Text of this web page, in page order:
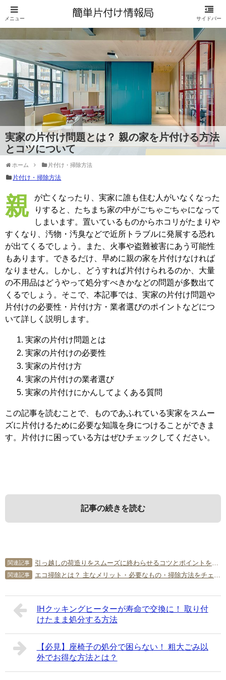
実家の片付け問題とは？ 親の家を片付ける方法
とコツについて
ホーム 片付け・掃除方法
片付け・掃除方法
親が亡くなったり、実家に誰も住む人がいなくなった
りすると、たちまち家の中がごちゃごちゃになって
しまいます。置いているものからホコリがたまりや
すくなり、汚物・汚臭などで近所トラブルに発展する恐れ
が出てくるでしょう。また、火事や盗難被害にあう可能性
もあります。できるだけ、早めに親の家を片付けなければ
なりません。しかし、どうすれば片付けられるのか、大量
の不用品はどうやって処分すべきかなどの問題が多数出て
くるでしょう。そこで、本記事では、実家の片付け問題や
片付けの必要性・片付け方・業者選びのポイントなどにつ
いて詳しく説明します。
実家の片付け問題とは
実家の片付けの必要性
実家の片付け方
実家の片付けの業者選び
実家の片付けにかんしてよくある質問
この記事を読むことで、ものであふれている実家をスムー
ズに片付けるために必要な知識を身につけることができま
す。片付けに困っている方はぜひチェックしてください。
記事の続きを読む
1．実家の片付け問題とは
急増しており、悩んでいるのは決してあなただけではあり
ません。問題を解決するためにも、現状や発生原因などに
ついて詳しく見ていきましょう。
1-1． 実家の片付け問題の現状
3．実家の片付け方
除に必要なものから、心構え、片付けのコツ・ポイント、
NG行為をチェックしていきましょう。
3-1．実家の掃除に必要なもの
掃除を始めるためには、必要な道具を準備しなければなり
5．実家の片付けにかんしてよくある
質問
てみました。
5-1． 親とケンカせずに片付けるコツとは？
関連記事 引っ越しの荷造りをスムーズに終わらせるコツとポイントをご紹介！
関連記事 エコ掃除とは？ 主なメリット・必要なもの・掃除方法をチェック！
IHクッキングヒーターが寿命で交換に！ 取り付
けたまま処分する方法
【必見】座椅子の処分で困らない！ 粗大ごみ以
外でお得な方法とは？